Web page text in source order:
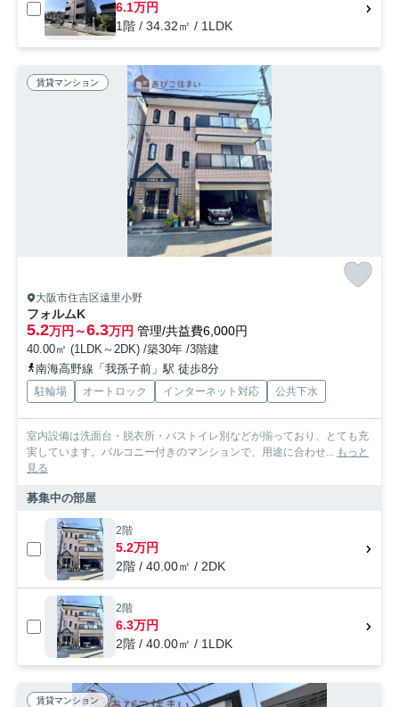
6.1万円
1階 / 34.32㎡ / 1LDK
賃貸マンション
大阪市住吉区遠里小野
フォルムK
5.2万円～6.3万円 管理/共益費6,000円
40.00㎡ (1LDK～2DK) /築30年 /3階建
南海高野線「我孫子前」駅 徒歩8分
駐輪場 オートロック インターネット対応 公共下水
室内設備は洗面台・脱衣所・バストイレ別などが揃っており、とても充
実しています。バルコニー付きのマンションで、用途に合わせ... もっと
見る
募集中の部屋
2階
5.2万円
2階 / 40.00㎡ / 2DK
2階
6.3万円
2階 / 40.00㎡ / 1LDK
賃貸マンション